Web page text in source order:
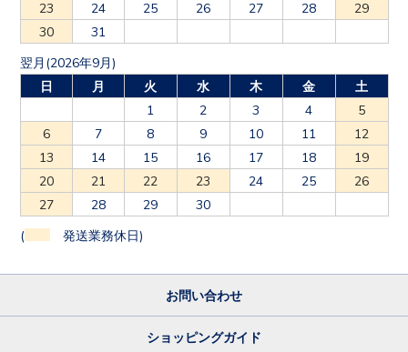
23
24 25 26 27 28
29
30
31
翌月(2026年9月)
日
月 火 水 木 金
土
1
2 3 4
5
6
7 8 9 10 11
12
13
14 15 16 17 18
19
20
21 22 23 24 25
26
27
28 29 30
( 発送業務休日)
お問い合わせ
ショッピングガイド